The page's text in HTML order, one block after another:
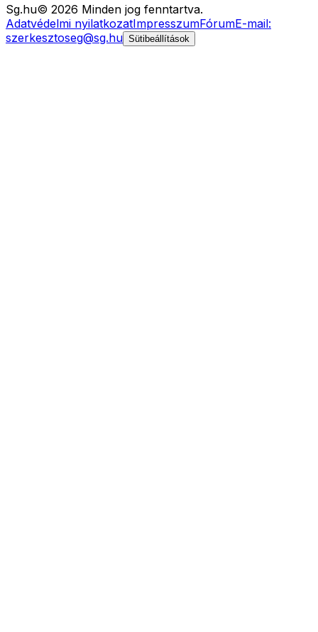
Sg.hu© 2026 Minden jog fenntartva.
Adatvédelmi nyilatkozatImpresszumFórumE-mail:
szerkesztoseg@sg.hu Sütibeállítások